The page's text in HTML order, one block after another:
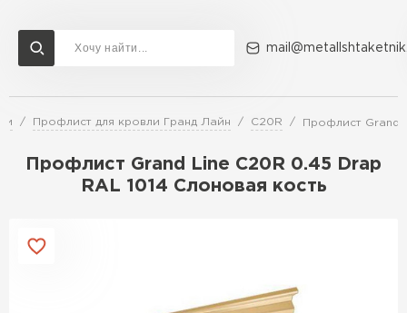
Профлист для кровли Гранд Лайн C20R Профлист Grand
Профлист Grand Line C20R 0.45 Drap
RAL 1014 Слоновая кость
Доставка и оплата Акции О компании Контакты
Перейти в каталог